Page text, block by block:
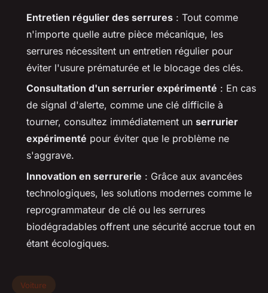
Entretien régulier des serrures : Tout comme
n'importe quelle autre pièce mécanique, les
serrures nécessitent un entretien régulier pour
éviter l'usure prématurée et le blocage des clés.
Consultation d'un serrurier expérimenté : En cas
de signal d'alerte, comme une clé difficile à
tourner, consultez immédiatement un serrurier
expérimenté pour éviter que le problème ne
s'aggrave.
Innovation en serrurerie : Grâce aux avancées
technologiques, les solutions modernes comme le
reprogrammateur de clé ou les serrures
biodégradables offrent une sécurité accrue tout en
étant écologiques.
Voiture